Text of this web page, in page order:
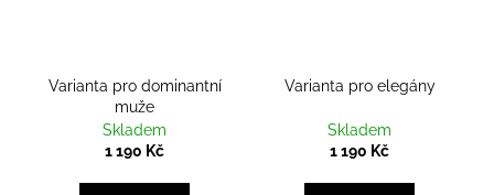
Varianta pro dominantní
muže
Skladem
1 190 Kč
Varianta pro elegány
Skladem
1 190 Kč